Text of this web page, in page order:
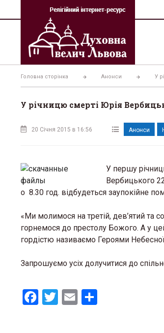
вмісту
Головна сторінка Анонси У
У річницю смерті Юрія
20 Січня 2015 в 16:56 Анонси
У першу
Вербицького
о 8.30 год. відбудеться заупокійне
«Ми молимося на третій, дев’ятий та
горнемося до престолу Божого. А у
гордістю називаємо Героями
Запрошуємо усіх долучитися до
F
T
E